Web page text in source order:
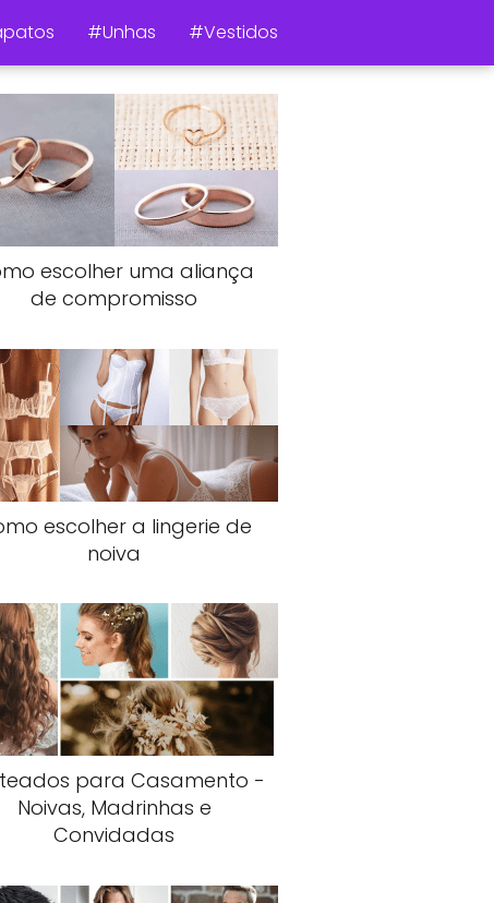
#Unhas #Vestidos
escolher uma aliança
de compromisso
escolher a lingerie de
noiva
para Casamento -
Noivas, Madrinhas e
Convidadas